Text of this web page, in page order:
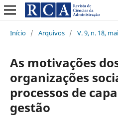
Início / Arquivos / V. 9, n. 18,
As motivações
organizações
processos de
gestão